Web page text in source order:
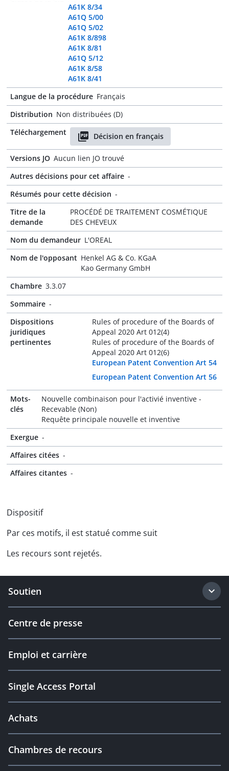
A61K 8/34
A61Q 5/00
A61Q 5/02
A61K 8/898
A61K 8/81
A61Q 5/12
A61K 8/58
A61K 8/41
Langue de la procédure Français
Distribution Non distribuées (D)
Téléchargement
Décision en français
Versions JO Aucun lien JO trouvé
Autres décisions pour cet affaire -
Résumés pour cette décision -
Titre de la
demande
PROCÉDÉ DE TRAITEMENT COSMÉTIQUE
DES CHEVEUX
Nom du demandeur L'OREAL
Nom de l'opposant Henkel AG & Co. KGaA
Kao Germany GmbH
Chambre 3.3.07
Sommaire -
Dispositions
juridiques
pertinentes
Rules of procedure of the Boards of
Appeal 2020 Art 012(4)
Rules of procedure of the Boards of
Appeal 2020 Art 012(6)
European Patent Convention Art 54
European Patent Convention Art 56
Mots-
clés
Nouvelle combinaison pour l'activié inventive -
Recevable (Non)
Requête principale nouvelle et inventive
Exergue -
Affaires citées -
Affaires citantes -
Dispositif
Par ces motifs, il est statué comme suit
Les recours sont rejetés.
Soutien
Centre de presse
Emploi et carrière
Single Access Portal
Achats
Chambres de recours